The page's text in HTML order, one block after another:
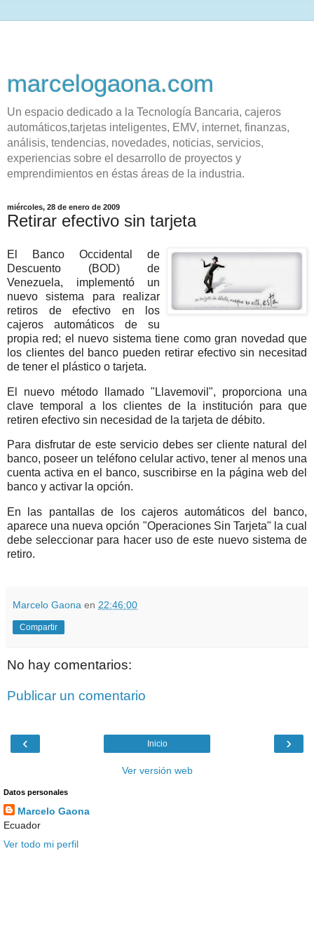
marcelogaona.com
Un espacio dedicado a la Tecnología Bancaria, cajeros
automáticos,tarjetas inteligentes, EMV, internet, finanzas,
análisis, tendencias, novedades, noticias, servicios,
experiencias sobre el desarrollo de proyectos y
emprendimientos en éstas áreas de la industria.
miércoles, 28 de enero de 2009
Retirar efectivo sin tarjeta
El Banco Occidental de
Descuento (BOD) de
Venezuela, implementó un
nuevo sistema para realizar
retiros de efectivo en los
cajeros automáticos de su
propia red; el nuevo sistema tiene como gran novedad que
los clientes del banco pueden retirar efectivo sin necesitad
de tener el plástico o tarjeta.
El nuevo método llamado "Llavemovil", proporciona una
clave temporal a los clientes de la institución para que
retiren efectivo sin necesidad de la tarjeta de débito.
Para disfrutar de este servicio debes ser cliente natural del
banco, poseer un teléfono celular activo, tener al menos una
cuenta activa en el banco, suscribirse en la página web del
banco y activar la opción.
En las pantallas de los cajeros automáticos del banco,
aparece una nueva opción "Operaciones Sin Tarjeta" la cual
debe seleccionar para hacer uso de este nuevo sistema de
retiro.
Marcelo Gaona en 22:46:00
Compartir
No hay comentarios:
Publicar un comentario
‹ ›
Inicio
Ver versión web
Datos personales
Marcelo Gaona
Ecuador
Ver todo mi perfil